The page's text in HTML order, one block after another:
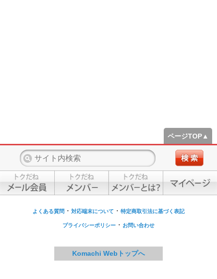
ページTOP▲
よくある質問 ・ 対応端末について ・ 特定商取引法に基づく表記
プライバシーポリシー ・ お問い合わせ
Komachi Webトップへ